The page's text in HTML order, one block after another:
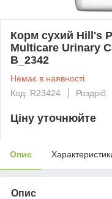
Корм сухий Hill's
Multicare Urinary
B_2342
Немає в наявності
Код: R23424
Роздріб
Ціну уточнюйте
Опис
Опис